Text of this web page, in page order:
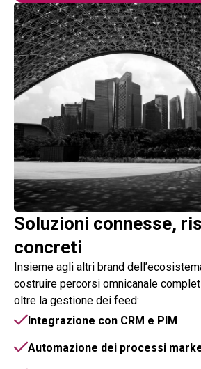
Soluzioni connesse,
concreti
Insieme agli altri brand
costruire percorsi omnicanale
oltre la gestione dei feed:
Integrazione con CRM e PIM
Automazione dei processi